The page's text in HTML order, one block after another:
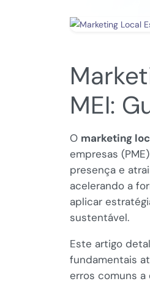
MEI:
O marketing
empresas
presença e
acelerando a
aplicar
sustentável.
Este artigo
fundamentais
erros comuns